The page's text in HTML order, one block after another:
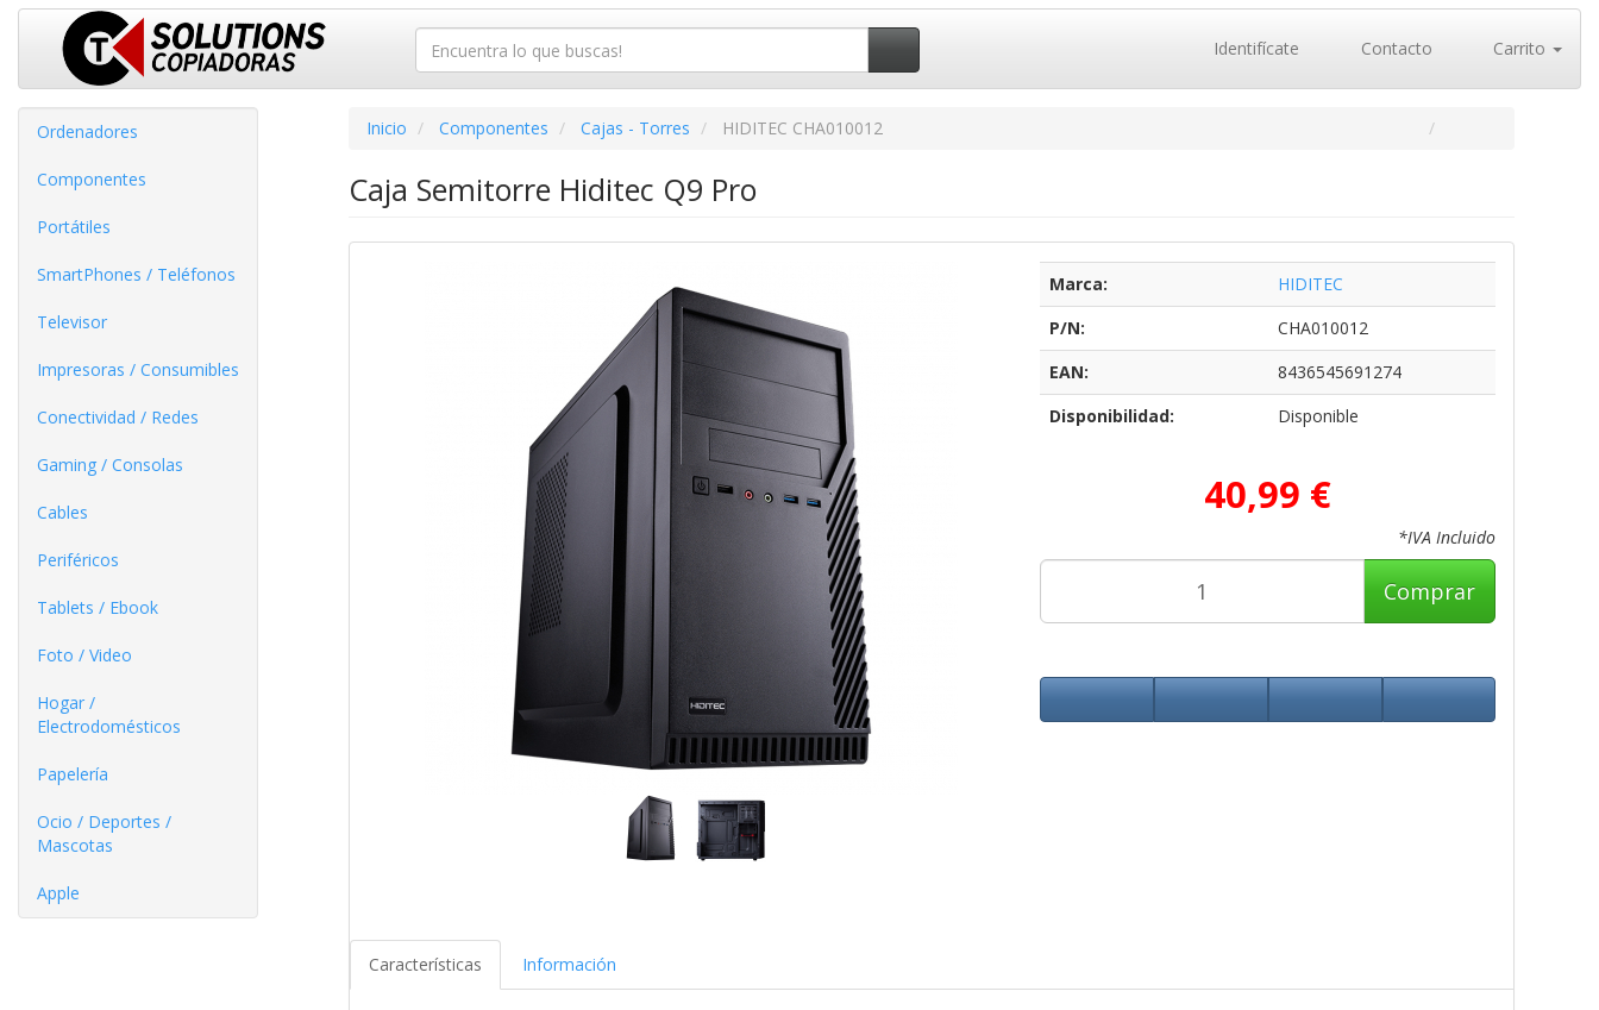
Identifícate Contacto Carrito
Ordenadores
Componentes
Portátiles
SmartPhones / Teléfonos
Televisor
Impresoras / Consumibles
Conectividad / Redes
Gaming / Consolas
Cables
Periféricos
Tablets / Ebook
Foto / Video
Hogar /
Electrodomésticos
Papelería
Ocio / Deportes /
Mascotas
Apple
Inicio Componentes Cajas - Torres HIDITEC CHA010012
Caja Semitorre Hiditec Q9 Pro
Marca:
HIDITEC
P/N:
CHA010012
EAN:
8436545691274
Disponibilidad:
Disponible
40,99 €
*IVA Incluido
Comprar
Características Información